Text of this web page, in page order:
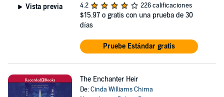
Vista previa
4.2
226 calificaciones
$15.97 o gratis con una prueba de 30
días
Pruebe Estándar gratis
The Enchanter Heir
De:Cinda Williams Chima